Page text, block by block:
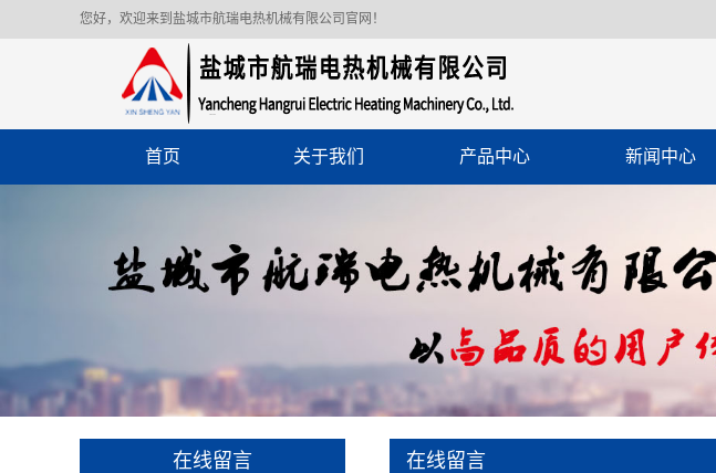
您好，欢迎来到盐城市航瑞电热机械有限公司官网！
首页 关于我们 产品中心 新闻中心
在线留言 在线留言